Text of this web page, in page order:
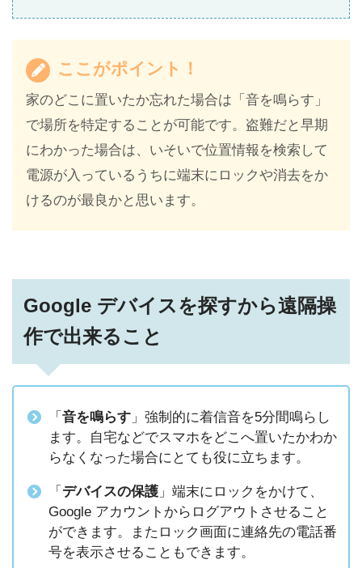
ここがポイント！
家のどこに置いたか忘れた場合は「音を鳴らす」
で場所を特定することが可能です。盗難だと早期
にわかった場合は、いそいで位置情報を検索して
電源が入っているうちに端末にロックや消去をか
けるのが最良かと思います。
Google デバイスを探すから遠隔操
作で出来ること
「 音を鳴らす」強制的に着信音を5分間鳴らし
ます。自宅などでスマホをどこへ置いたかわか
らなくなった場合にとても役に立ちます。
「 デバイスの保護」端末にロックをかけて、
Google アカウントからログアウトさせること
ができます。またロック画面に連絡先の電話番
号を表示させることもできます。